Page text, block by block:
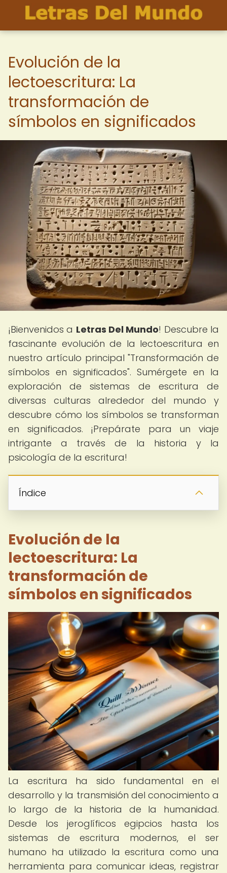
Evolución de la
lectoescritura: La
transformación de
símbolos en significados
¡Bienvenidos a Letras Del Mundo! Descubre la
fascinante evolución de la lectoescritura en
nuestro artículo principal "Transformación de
símbolos en significados". Sumérgete en la
exploración de sistemas de escritura de
diversas culturas alrededor del mundo y
descubre cómo los símbolos se transforman
en significados. ¡Prepárate para un viaje
intrigante a través de la historia y la
psicología de la escritura!
Índice
Evolución de la
lectoescritura: La
transformación de
símbolos en significados
La escritura ha sido fundamental en el
desarrollo y la transmisión del conocimiento a
lo largo de la historia de la humanidad.
Desde los jeroglíficos egipcios hasta los
sistemas de escritura modernos, el ser
humano ha utilizado la escritura como una
herramienta para comunicar ideas, registrar